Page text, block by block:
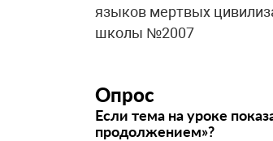
языков мертвых
школы №2007
Опрос
Если тема на уроке
продолжением»?